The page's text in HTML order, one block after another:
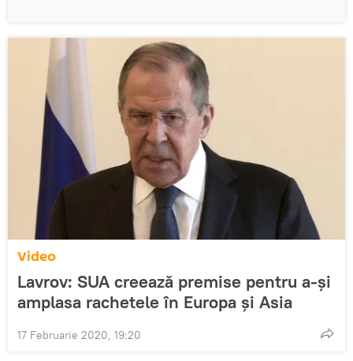
Video
Lavrov: SUA creează premise pentru a-și
amplasa rachetele în Europa și Asia
17 Februarie 2020, 19:20